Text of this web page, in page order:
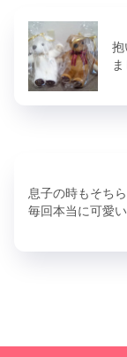
抱
息子の時もそち
毎回本当に可愛